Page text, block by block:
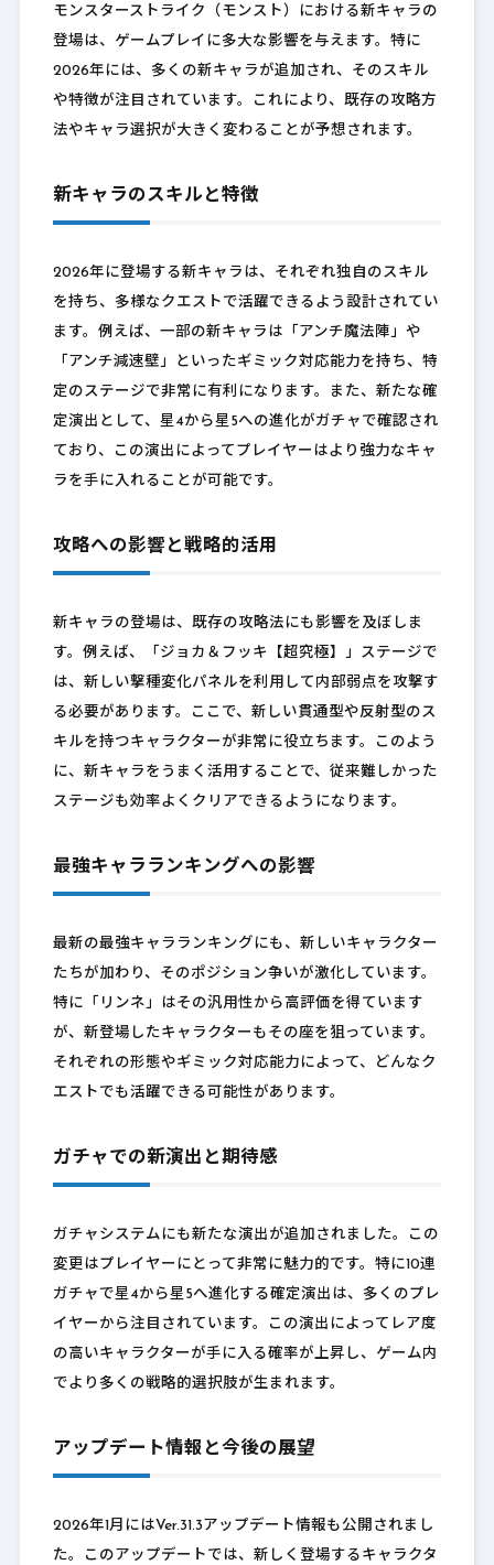
モンスターストライク（モンスト）における新キャラの
登場は、ゲームプレイに多大な影響を与えます。特に
2026年には、多くの新キャラが追加され、そのスキル
や特徴が注目されています。これにより、既存の攻略方
法やキャラ選択が大きく変わることが予想されます。
新キャラのスキルと特徴
2026年に登場する新キャラは、それぞれ独自のスキル
を持ち、多様なクエストで活躍できるよう設計されてい
ます。例えば、一部の新キャラは「アンチ魔法陣」や
「アンチ減速壁」といったギミック対応能力を持ち、特
定のステージで非常に有利になります。また、新たな確
定演出として、星4から星5への進化がガチャで確認され
ており、この演出によってプレイヤーはより強力なキャ
ラを手に入れることが可能です。
攻略への影響と戦略的活用
新キャラの登場は、既存の攻略法にも影響を及ぼしま
す。例えば、「ジョカ＆フッキ【超究極】」ステージで
は、新しい撃種変化パネルを利用して内部弱点を攻撃す
る必要があります。ここで、新しい貫通型や反射型のス
キルを持つキャラクターが非常に役立ちます。このよう
に、新キャラをうまく活用することで、従来難しかった
ステージも効率よくクリアできるようになります。
最強キャラランキングへの影響
最新の最強キャラランキングにも、新しいキャラクター
たちが加わり、そのポジション争いが激化しています。
特に「リンネ」はその汎用性から高評価を得ています
が、新登場したキャラクターもその座を狙っています。
それぞれの形態やギミック対応能力によって、どんなク
エストでも活躍できる可能性があります。
ガチャでの新演出と期待感
ガチャシステムにも新たな演出が追加されました。この
変更はプレイヤーにとって非常に魅力的です。特に10連
ガチャで星4から星5へ進化する確定演出は、多くのプレ
イヤーから注目されています。この演出によってレア度
の高いキャラクターが手に入る確率が上昇し、ゲーム内
でより多くの戦略的選択肢が生まれます。
アップデート情報と今後の展望
2026年1月にはVer.31.3アップデート情報も公開されまし
た。このアップデートでは、新しく登場するキャラクタ